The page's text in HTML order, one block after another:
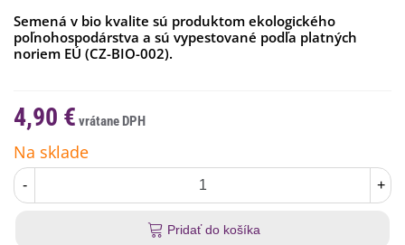
Semená v bio kvalite sú produktom ekologického
poľnohospodárstva a sú vypestované podľa platných
noriem EÚ (CZ-BIO-002).
4,90 €
Na sklade
- +
Pridať do košíka